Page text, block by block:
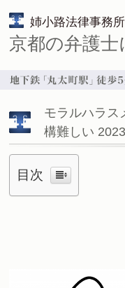
姉小路法律事務所
京都の弁護
モラルハラス
構難しい
目次